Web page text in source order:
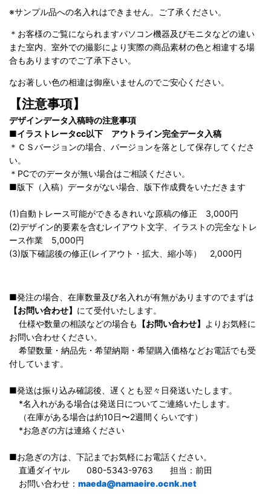
※サンプル品への名入れはできません。ご了承ください。
＊お客様のご覧になられますパソコン機器及びモニタなどの違い
また室内、室外での撮影により実際の商品素材の色と相違する場
合もありますのでご了承下さい。
なお著しい色の相違は御座いませんのでご安心ください。
【注意事項】
デザインデータ入稿時の注意事項
■イラストレータcc以下 アウトライン完全データ入稿
＊ＣＳバージョンの場合、バージョンを落として保存してくださ
い。
＊PCでのデータが無い場合はご相談ください。
■版下（入稿）データがない場合、版下作成費をいただきます
(1)自動トレース可能ができるきれいな原稿の修正 3,000円
(2)デザイン的要素を含むレイアウト文字、イラストの完全なトレ
ース作業 5,000円
(3)版下確認後の修正(レイアウト・拡大、縮小等） 2,000円
■発注の場合、在庫数量及び名入れが有無がありますのでまずは
【お問い合わせ】 にて受付いたします。
仕様や数量の相談などの場合も
【お問い合わせ】
よりお気軽に
お問い合わせください。
希望数量・納品先・希望納期・希望購入価格などお電話でも受
付しています。
■発送は振り込み確認後、遅くとも翌々日発送いたします。
*名入れがある場合は発送日についてご連絡いたします。
（在庫がある場合は約10日〜2週間くらいです）
*お急ぎの方は連絡ください
■お急ぎの方は、下記までお気軽にお電話ください。
直通ダイヤル 080-5343-9763 担当：前田
お問い合わせ： maeda@namaeire.ocnk.net